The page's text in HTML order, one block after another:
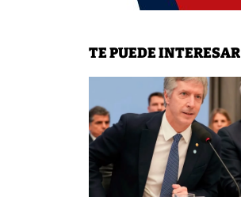
TE PUEDE INTERESAR